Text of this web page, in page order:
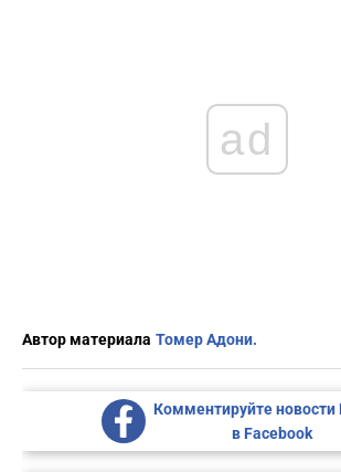
ad
Автор материала Томер Адони.
Комментируйте новости
в Facebook